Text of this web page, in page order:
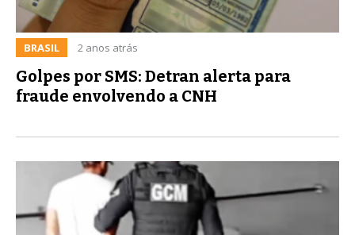
BRASIL 2 anos atrás
Golpes por SMS: Detran alerta para
fraude envolvendo a CNH